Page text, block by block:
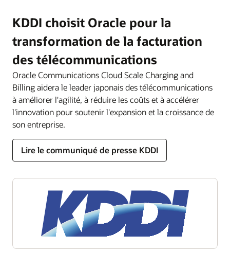
KDDI choisit Oracle pour la
transformation de la facturation
des télécommunications
Oracle Communications Cloud Scale Charging and
Billing aidera le leader japonais des télécommunications
à améliorer l'agilité, à réduire les coûts et à accélérer
l'innovation pour soutenir l'expansion et la croissance de
son entreprise.
Lire le communiqué de presse KDDI